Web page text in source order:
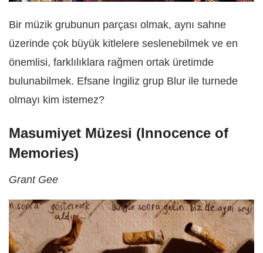
Bir müzik grubunun parçası olmak, aynı sahne
üzerinde çok büyük kitlelere seslenebilmek ve en
önemlisi, farklılıklara rağmen ortak üretimde
bulunabilmek. Efsane İngiliz grup Blur ile turnede
olmayı kim istemez?
Masumiyet Müzesi (Innocence of
Memories)
Grant Gee